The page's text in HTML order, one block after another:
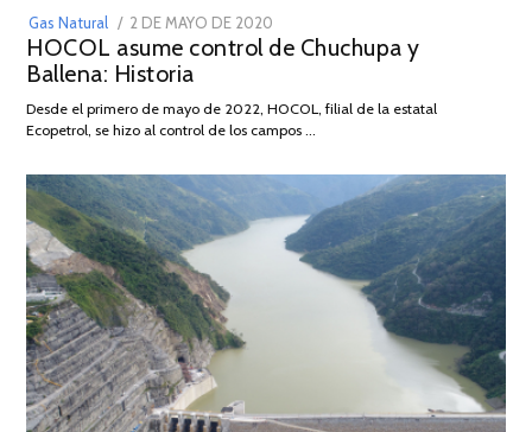
Gas Natural
POSTED
ON
2 DE MAYO DE 2020
DE
2026
HOCOL asume control de Chuchupa y
Ballena: Historia
Desde el primero de mayo de 2022, HOCOL, filial de la estatal
Ecopetrol, se hizo al control de los campos …